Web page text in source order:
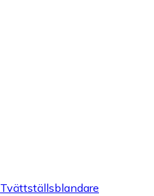
Tvättställsblandare